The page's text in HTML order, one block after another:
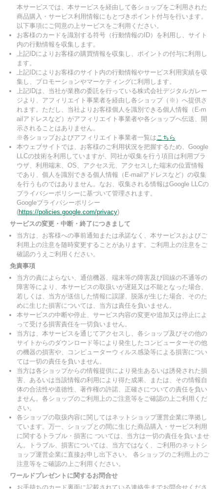
本サービスでは、本サービスを経由して各ショップをご利用された
商品購入・サービス利用情報にもとづきポイント付与を行います。
以下事項にご同意の上サービスをご利用ください。
お客様のカードを識別する符号（行動情報のID）を利用し、サイト
内の行動情報を収集します。
上記IDによりお客様の購買情報を収集し、ポイントの付与に利用し
ます。
上記IDによりお客様のサイト内の行動情報やサービス利用実績を収
集し、プロモーションやマーケティングに利用します。
上記IDは、当社が業務の委託を行っている株式会社デジタルガレー
ジより、アフィリエイト事業者を経由し各ショップ（※）へ提供さ
れます。ただし、当社よりお客様個人を識別できる個人情報（E-m
ailアドレスなど）がアフィリエイト事業者や各ショップへ伝送、開
示されることはありません。
※各ショップおよびアフィリエイト事業者一覧は こちら
本ウェブサイトでは、お客様のご利用状況を把握するため、Google
LLCの技術を利用していますが、同社が収集を行う項目は利用ブラ
ウザ、利用端末、OS、アクセス元、アクセスした端末の位置情報
であり、個人を識別できる個人情報（E-mailアドレスなど）の収集
を行うものではありません。なお、収集される情報はGoogle LLCの
プライバシーポリシーに基づいて管理されます。
Googleプライバシーポリシー
(https://policies.google.com/privacy)
サービスの変更・中断・終了につきまして
当方は、お客様への事前通知または承諾なく、本サービスおよびご
利用上の注意を随時変更することがあります。ご利用上の注意をご
確認のうえご利用ください。
免責事項
当方の責によらない、通信機器、端末等の障害及び回線の不通等の
障害等により、本サービスの取扱いが遅延又は不能となった場合、
若しくは、当方が送信した情報に誤謬、脱落が生じた場合、そのた
めに生じた損害については、当方は責任を負いません。
本サービスの中断や停止、サービス内容の変更や追加又は停止によ
って受ける損害責任を一切負いません。
当方は、本サービスを通じてアクセスし、各ショップ及びその他の
サイトからのダウンロード等により発生したコンピューターその他
の機器の損害や、コンピューターウィルス感染等による損害につい
ては一切の責任を負いません。
当方は各ショップからの情報提供により発生あるいは誘発された損
害、あるいは当該情報の利用により得た成果、または、その情報自
体の合法性や道徳性、著作権の許諾、正確さについての責任を負い
ません。各ショップのご利用上のご注意等をご確認の上ご利用くだ
さい。
各ショップの取扱内容に関してはネットショップ運営企業に準拠し
ています。万一、ショップとの間に生じた商品購入・サービス利用
に関するトラブル・損害に ついては、当方は一切の責任を負いませ
ん。トラブル、損害については、当方ではなく、ご利用のネットシ
ョップ運営企業に直接お申し出下さい。 各ショップのご利用上のご
注意等をご確認の上ご利用ください。
ワールドプレゼントに関するお問合せ
お手持ちのカード裏面に記載されている連絡先までお問合せくださ